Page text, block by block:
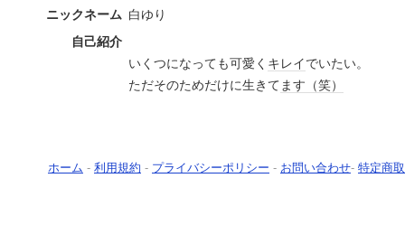
ニックネーム 白ゆり
自己紹介
いくつになっても可愛く キレイでいたい。
ただそのためだけに生きてます （笑）
ホーム - 利用規約 - プライバシーポリシー - お問い合わせ- 特定商